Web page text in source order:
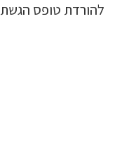
להורדת טופס